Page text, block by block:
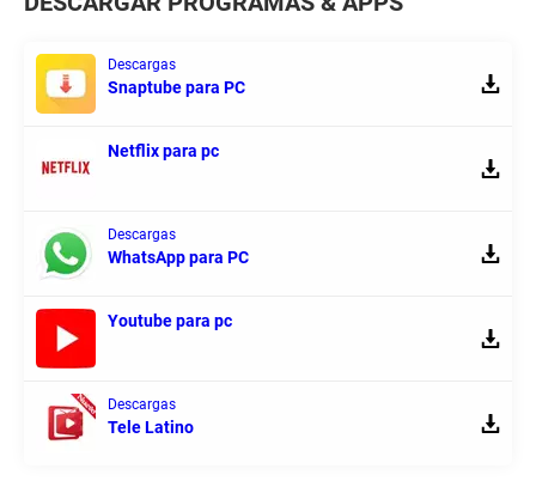
Descargas
Snaptube para PC
Netflix para pc
Descargas
WhatsApp para PC
Youtube para pc
Descargas
Tele Latino